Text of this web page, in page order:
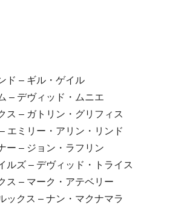
ド – ギル・ゲイル
– デヴィッド・ムニエ
ス – ガトリン・グリフィス
エミリー・アリン・リンド
ー – ジョン・ラフリン
ルズ – デヴィッド・トライス
ス – マーク・アテベリー
ックス – ナン・マクナマラ